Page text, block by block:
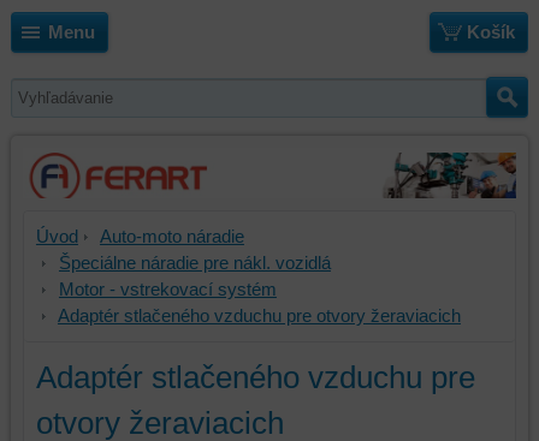
Menu Košík
Úvod
Auto-moto náradie
Špeciálne náradie pre nákl. vozidlá
Motor - vstrekovací systém
Adaptér stlačeného vzduchu pre otvory žeraviacich
Adaptér stlačeného vzduchu pre
otvory žeraviacich